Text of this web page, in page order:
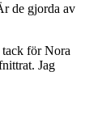
de gjorda av
tack för Nora
Jag